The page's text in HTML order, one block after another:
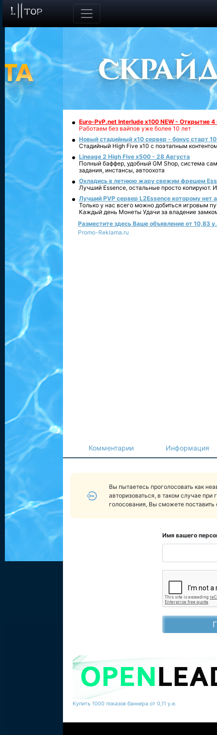
Euro-PvP.net Interlude х100 NEW - Открытие 4
Работаем без вайпов уже более 10 лет
Новый стадийный х10 сервер - бонус старт
Стадийный High Five x10 с поэтапным
Lineage 2 High Five x500 - 28 Августа
Полный баффер, удобный GM Shop, система
задания, инстансы, автоохота
Охладись в летнюю жару свежим фрешем
Лучший Essence, остальные просто копируют.
Лучший PVP сервер L2Essence которому нет
Только у нас всего можно добиться игровым
Каждый день Монеты Удачи за владение
Разместите здесь Ваше объявление от 10,83
Promo-Reklama.ru
Комментарии Информация
Вы пытаетесь проголосовать как
авторизоваться, в таком случае при
голосования, Вы сможете поставить
Имя вашего
Купить 1000 показов баннера от 0,11 у.е.